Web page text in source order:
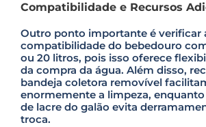
Compatibilidade e Recursos
Outro ponto importante é verificar
compatibilidade do bebedouro
ou 20 litros, pois isso oferece
da compra da água. Além disso,
bandeja coletora removível
enormemente a limpeza,
de lacre do galão evita
troca.